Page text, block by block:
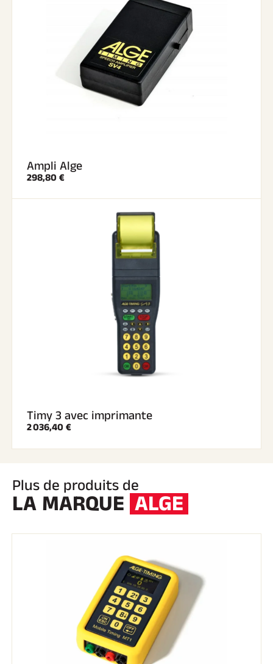
Ampli Alge
298,80 €
Timy 3 avec imprimante
2 036,40 €
Plus de produits de
LA MARQUE ALGE